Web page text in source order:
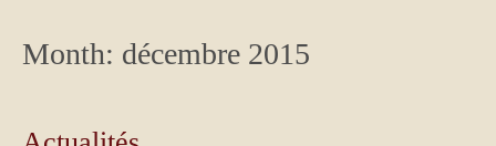
Month: décembre 2015